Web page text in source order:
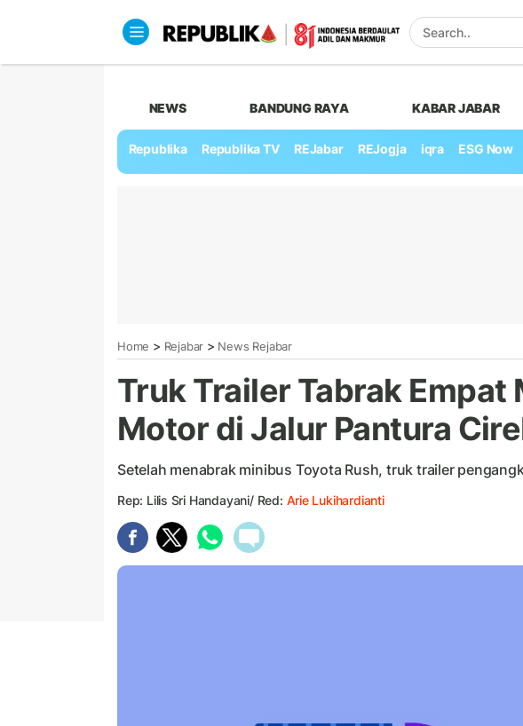
NEWS BANDUNG RAYA KABAR JABAR
Republika Republika TV REJabar REJogja iqra ESG Now
Home > Rejabar > News Rejabar
Truk Trailer Tabrak Empat
Motor di Jalur Pantura
Setelah menabrak minibus Toyota Rush, truk trailer
Rep: Lilis Sri Handayani/ Red: Arie Lukihardianti